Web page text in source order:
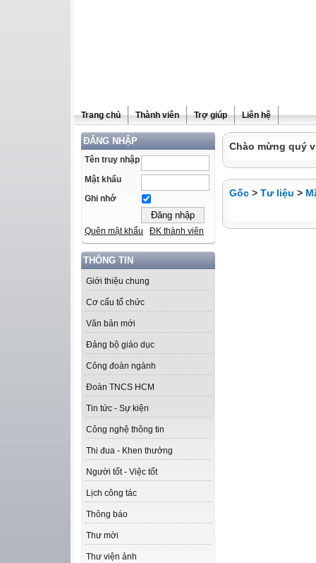
Trang chủ Thành viên Trợ giúp Liên hệ
ĐĂNG NHẬP
Tên truy nhập
Mật khẩu
Ghi nhớ
Quên mật khẩu ĐK thành viên
THÔNG TIN
Giới thiệu chung
Cơ cấu tổ chức
Văn bản mới
Đảng bộ giáo dục
Công đoàn ngành
Đoàn TNCS HCM
Tin tức - Sự kiện
Công nghệ thông tin
Thi đua - Khen thưởng
Người tốt - Việc tốt
Lịch công tác
Thông báo
Thư mời
Thư viện ảnh
Chào mừng quý
Gốc > Tư liệu >